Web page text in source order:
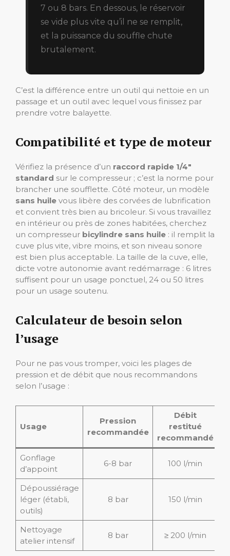
7 ou 8 bars. En dessous, le réservoir
se vide plus vite qu’il ne se remplit,
et la puissance du souffle chute
brutalement.
C’est la différence entre un outil qui nettoie en un
passage et un outil avec lequel vous finissez par
prendre votre balayette.
Compatibilité et type de moteur
Vérifiez la présence d’un raccord rapide 1/4″
standard sur le compresseur ; c’est la norme pour
brancher une soufflette. Côté moteur, un modèle
sans huile vous libère des corvées de lubrification
et convient très bien au bricoleur. Si vous travaillez
en intérieur ou près de zones habitées, cherchez
un compresseur bicylindre sans huile : il remplit la
cuve plus vite, vibre moins, et son niveau sonore
est bien plus acceptable. La taille de la cuve, elle,
dicte votre autonomie avant redémarrage : 6 litres
suffisent pour un usage ponctuel, 24 ou 50 litres
pour un usage soutenu.
Calculateur de besoin selon
l’usage
Pour ne pas vous tromper, voici les plages de
pression et de débit que nous recommandons
selon l’usage :
Usage
Pression
recommandée
Débit
restitué
recommandé
Gonflage
d’appoint
6-8 bar 100 l/min
Dépoussiérage
léger (établi,
outils)
8 bar 150 l/min
Nettoyage
atelier intensif
8 bar ≥ 200 l/min